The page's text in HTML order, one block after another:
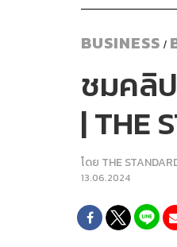
BUSINESS /
ชมคลิ
| THE
โดย THE
13.06.2024